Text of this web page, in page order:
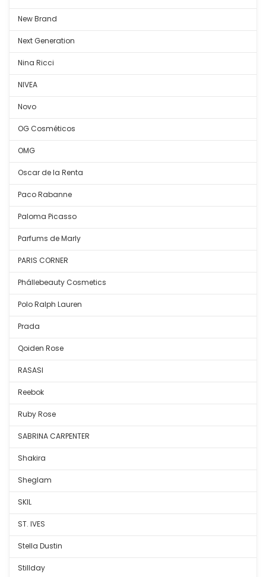
New Brand
Next Generation
Nina Ricci
NIVEA
Novo
OG Cosméticos
OMG
Oscar de la Renta
Paco Rabanne
Paloma Picasso
Parfums de Marly
PARIS CORNER
Phállebeauty Cosmetics
Polo Ralph Lauren
Prada
Qoiden Rose
RASASI
Reebok
Ruby Rose
SABRINA CARPENTER
Shakira
Sheglam
SKIL
ST. IVES
Stella Dustin
Stillday